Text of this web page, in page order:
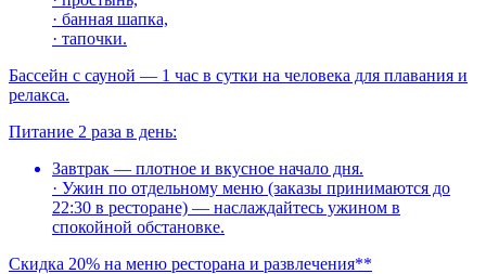
· банная шапка,
· тапочки.
Бассейн с сауной — 1 час в сутки на человека для плавания и
релакса.
Питание 2 раза в день:
Завтрак — плотное и вкусное начало дня.
· Ужин по отдельному меню (заказы принимаются до
22:30 в ресторане) — наслаждайтесь ужином в
спокойной обстановке.
Скидка 20% на меню ресторана и развлечения**